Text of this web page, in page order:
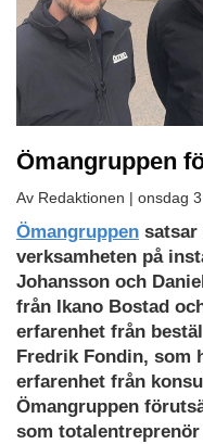
Ömangruppen
Av Redaktionen | onsdag
Ömangruppen satsar
verksamheten på
Johansson och
från Ikano Bostad
erfarenhet från
Fredrik Fondin, som
erfarenhet från
Ömangruppen
som